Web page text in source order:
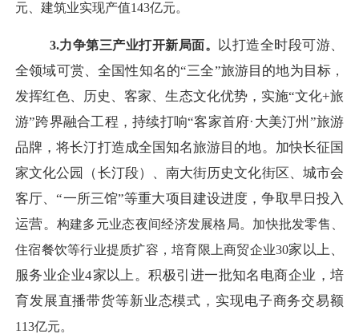
元、建筑业实现产值143亿元。
3.力争第三产业打开新局面。
以打造全时段可游、
全领域可赏、全国性知名的“三全”旅游目的地为目标 ，
发挥红色、历史、客家、生态文化优势，实施“文化+旅
游”跨界融合工程，持续打响“客家首府·大美汀州”旅游
品牌，将长汀打造成全国知名旅游目的地。加快长征国
家文化公园（长汀段）、南大街历史文化街区、城市会
客厅、“一所三馆”等重大项目建设进度，争取早日投入
运营。 构建多元业态夜间经济发展格局。加快批发零售、
住宿餐饮等行业提质扩容，培育限上商贸企业30家以上、
服务业企业4家以上。积极引进一批知名电商企业，培
育发展直播带货等新业态模式，实现电子商务交易额
113亿元。